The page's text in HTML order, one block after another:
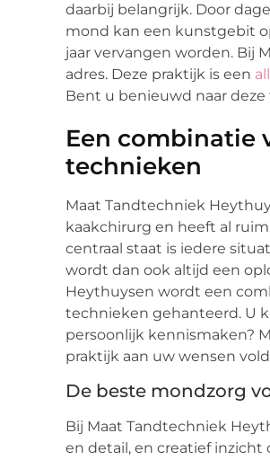
daarbij belangrijk. Door
mond kan een kunstgebit
jaar vervangen worden. Bij
adres. Deze praktijk is een
Bent u benieuwd naar
Een combinatie
technieken
Maat Tandtechniek
kaakchirurg en heeft al
centraal staat is iedere
wordt dan ook altijd een
Heythuysen wordt een
technieken gehanteerd. U
persoonlijk kennismaken?
praktijk aan uw wensen
De beste mondzorg
Bij Maat Tandtechniek
en detail, en creatief